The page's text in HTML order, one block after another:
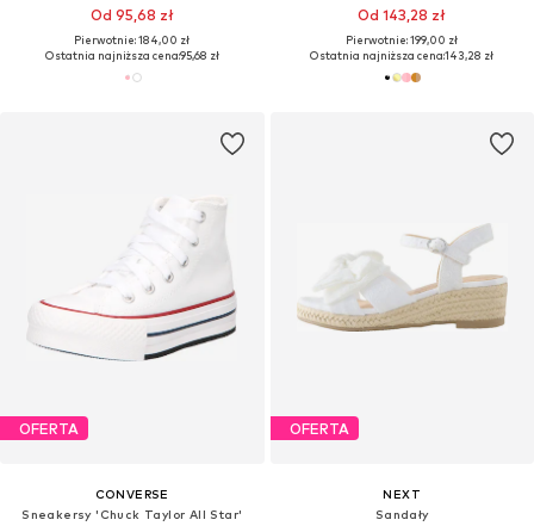
Od 95,68 zł
Pierwotnie: 184,00 zł
Ostatnia najniższa cena:95,68 zł
Od 143,28 zł
Pierwotnie: 199,00 zł
Ostatnia najniższa cena:143,28 zł
OFERTA
CONVERSE
Sneakersy 'Chuck Taylor All Star'
OFERTA
NEXT
Sandały